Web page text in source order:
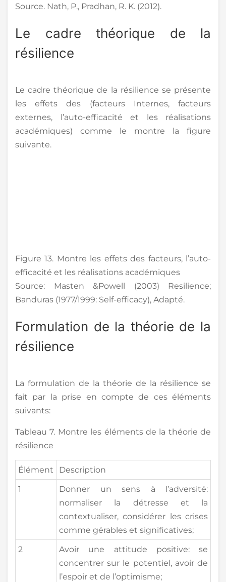
Source. Nath, P., Pradhan, R. K. (2012).
Le cadre théorique de la
résilience
Le cadre théorique de la résilience se présente
les effets des (facteurs Internes, facteurs
externes, l’auto-efficacité et les réalisations
académiques) comme le montre la figure
suivante.
Figure 13. Montre les effets des facteurs, l’auto-
efficacité et les réalisations académiques
Source: Masten &Powell (2003) Resilience;
Banduras (1977/1999: Self-efficacy), Adapté.
Formulation de la théorie de la
résilience
La formulation de la théorie de la résilience se
fait par la prise en compte de ces éléments
suivants:
Tableau 7. Montre les éléments de la théorie de
résilience
Élément
Description
1
Donner un sens à l’adversité:
normaliser la détresse et la
contextualiser, considérer les crises
comme gérables et significatives;
2
Avoir une attitude positive: se
concentrer sur le potentiel, avoir de
l’espoir et de l’optimisme;